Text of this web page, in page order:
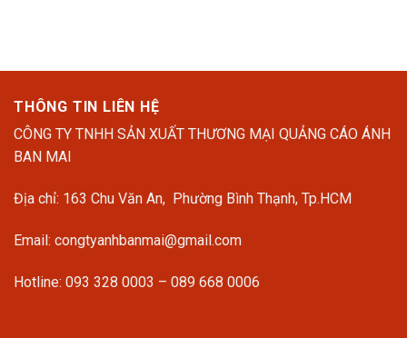
THÔNG TIN LIÊN HỆ
CÔNG TY TNHH SẢN XUẤT THƯƠNG MẠI QUẢNG CÁO ÁNH
BAN MAI
Địa chỉ: 163 Chu Văn An, Phường Bình Thạnh, Tp.HCM
Email: congtyanhbanmai@gmail.com
Hotline: 093 328 0003 – 089 668 0006